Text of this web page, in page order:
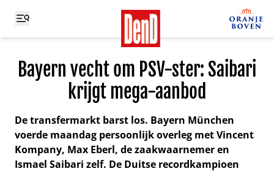
Bayern vecht om PSV-ster: Saibari
krijgt mega-aanbod
De transfermarkt barst los. Bayern München
voerde maandag persoonlijk overleg met Vincent
Kompany, Max Eberl, de zaakwaarnemer en
Ismael Saibari zelf. De Duitse recordkampioen